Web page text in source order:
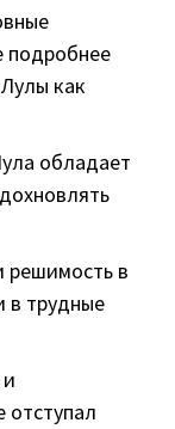
подробнее
как
обладает
решимость в
в трудные
отступал